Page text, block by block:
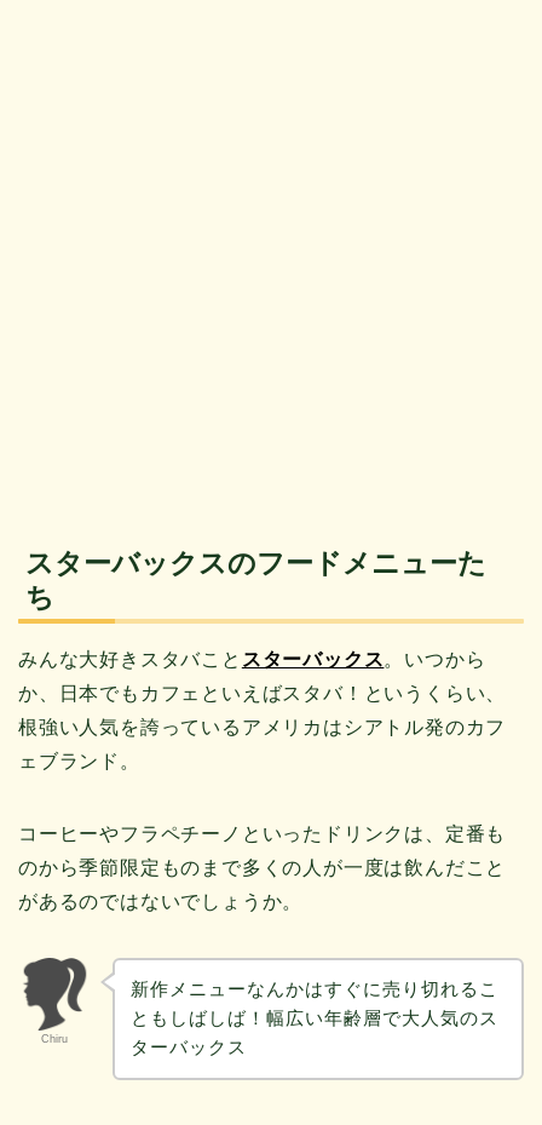
スターバックスのフードメニューた
ち
みんな大好きスタバこと スターバックス。いつから
か、日本でもカフェといえばスタバ！というくらい、
根強い人気を誇っているアメリカはシアトル発のカフ
ェブランド。
コーヒーやフラペチーノといったドリンクは、定番も
のから季節限定ものまで多くの人が一度は飲んだこと
があるのではないでしょうか。
Chiru
新作メニューなんかはすぐに売り切れるこ
ともしばしば！幅広い年齢層で大人気のス
ターバックス